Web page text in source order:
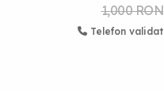
1,000 RON
Telefon validat